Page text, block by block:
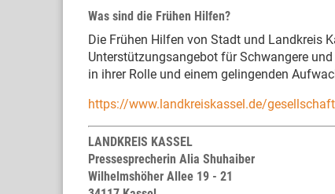
Was sind die Frühen Hilfen?
Die Frühen Hilfen von Stadt und Landkreis
Unterstützungsangebot für Schwangere
in ihrer Rolle und einem gelingenden
https://www.landkreiskassel.de/
LANDKREIS KASSEL
Pressesprecherin Alia Shuhaiber
Wilhelmshöher Allee 19 - 21